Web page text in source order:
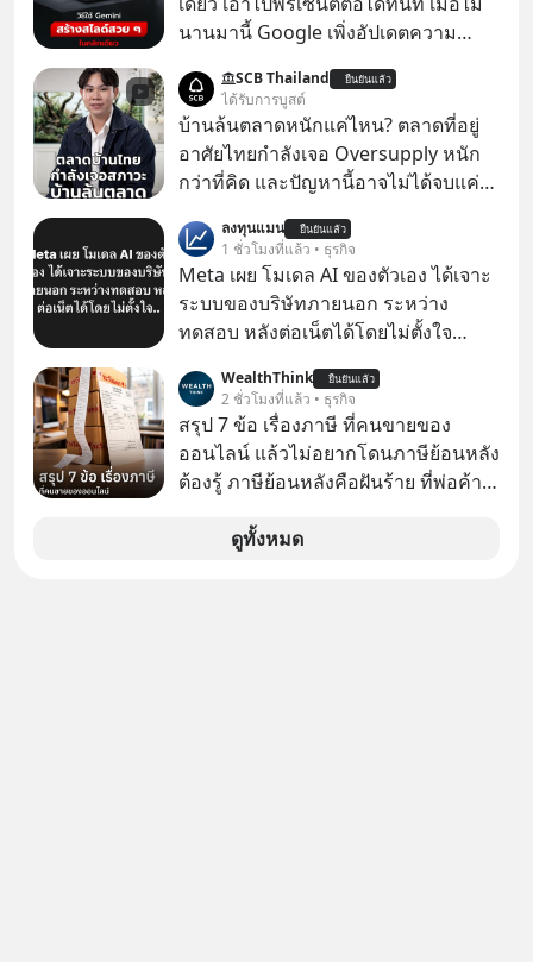
นานมานี้ Google เพิ่งอัปเดตความ
สามารถใช้ Gemini ช่วยสร้างสไลด์นำ
เสนอแบบสวย ๆ ได้ในคลิกเดียว ไม่ต้อง
เสียเวลาทำเองอีกต่อไป
SCB Thailand ยืนยันแล้ว
ได้รับการบูสต์
บ้านล้นตลาดหนักแค่ไหน? ตลาดที่อยู่
อาศัยไทยกำลังเจอ Oversupply หนัก
กว่าที่คิด และปัญหานี้อาจไม่ได้จบแค่
ล้นตลาด #เศรษฐกิจไทย #EICAround
#SCBThailand สามารถดูคลิปที่
youtube ประกอบได้ที่ link :
https://youtube.com/shorts/-
ลงทุนแมน ยืนยันแล้ว
1 ชั่วโมงที่แล้ว • ธุรกิจ
Meta เผย โมเดล AI ของตัวเอง ได้เจาะ
ระบบของบริษัทภายนอก ระหว่าง
ทดสอบ หลังต่อเน็ตได้โดยไม่ตั้งใจ
ในโมเดล AI ของบริษัท สามารถเชื่อม
ต่ออินเทอร์เน็ต และเจาะเข้าระบบของ
บริการภายนอกรายหนึ่งได้ ระหว่างการ
ทดสอบความปลอดภัยไซเบอร์
WealthThink ยืนยันแล้ว
2 ชั่วโมงที่แล้ว • ธุรกิจ
สรุป 7 ข้อ เรื่องภาษี ที่คนขายของ
ออนไลน์ แล้วไม่อยากโดนภาษีย้อนหลัง
ต้องรู้ ภาษีย้อนหลังคือฝันร้าย ที่พ่อค้า
ดูทั้งหมด